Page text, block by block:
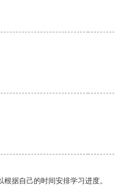
据自己的时间安排学习进度。